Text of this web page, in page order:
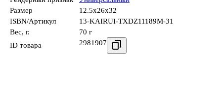
Размер
12.5x26x32
ISBN/Артикул
13-KAIRUI-TXDZ11189M-31
Вес, г.
70 г
ID товара
2981907